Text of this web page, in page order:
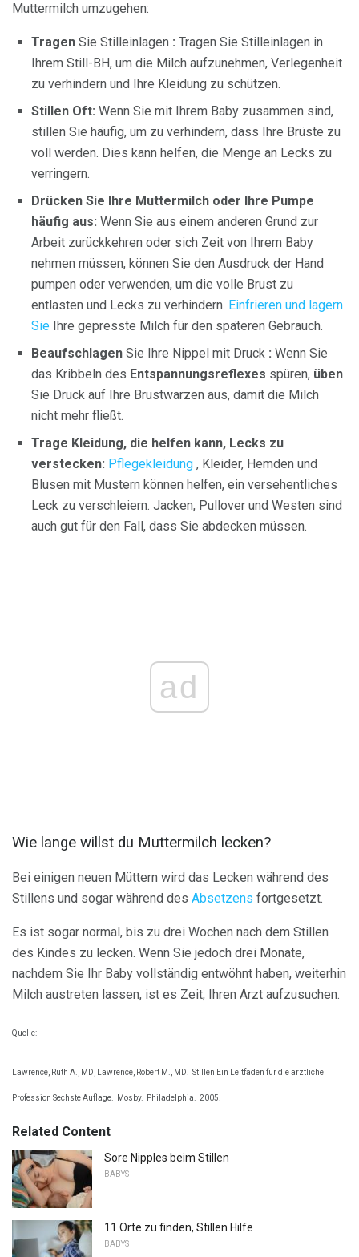
Muttermilch umzugehen:
Tragen Sie Stilleinlagen : Tragen Sie Stilleinlagen in
Ihrem Still-BH, um die Milch aufzunehmen, Verlegenheit
zu verhindern und Ihre Kleidung zu schützen.
Stillen Oft: Wenn Sie mit Ihrem Baby zusammen sind,
stillen Sie häufig, um zu verhindern, dass Ihre Brüste zu
voll werden. Dies kann helfen, die Menge an Lecks zu
verringern.
Drücken Sie Ihre Muttermilch oder Ihre Pumpe
häufig aus: Wenn Sie aus einem anderen Grund zur
Arbeit zurückkehren oder sich Zeit von Ihrem Baby
nehmen müssen, können Sie den Ausdruck der Hand
pumpen oder verwenden, um die volle Brust zu
entlasten und Lecks zu verhindern. Einfrieren und lagern
Sie Ihre gepresste Milch für den späteren Gebrauch.
Beaufschlagen Sie Ihre Nippel mit Druck : Wenn Sie
das Kribbeln des Entspannungsreflexes spüren, üben
Sie Druck auf Ihre Brustwarzen aus, damit die Milch
nicht mehr fließt.
Trage Kleidung, die helfen kann, Lecks zu
verstecken: Pflegekleidung , Kleider, Hemden und
Blusen mit Mustern können helfen, ein versehentliches
Leck zu verschleiern. Jacken, Pullover und Westen sind
auch gut für den Fall, dass Sie abdecken müssen.
ad
Wie lange willst du Muttermilch lecken?
Bei einigen neuen Müttern wird das Lecken während des
Stillens und sogar während des Absetzens fortgesetzt.
Es ist sogar normal, bis zu drei Wochen nach dem Stillen
des Kindes zu lecken. Wenn Sie jedoch drei Monate,
nachdem Sie Ihr Baby vollständig entwöhnt haben, weiterhin
Milch austreten lassen, ist es Zeit, Ihren Arzt aufzusuchen.
Quelle:
Lawrence, Ruth A., MD, Lawrence, Robert M., MD. Stillen Ein Leitfaden für die ärztliche
Profession Sechste Auflage. Mosby. Philadelphia. 2005.
Related Content
Sore Nipples beim Stillen
BABYS
11 Orte zu finden, Stillen Hilfe
BABYS